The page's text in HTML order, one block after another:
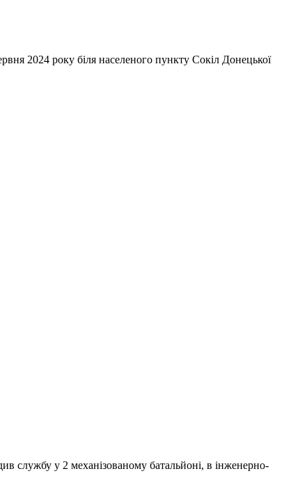
2024 року біля населеного пункту Сокіл Донецької
службу у 2 механізованому батальйоні, в інженерно-